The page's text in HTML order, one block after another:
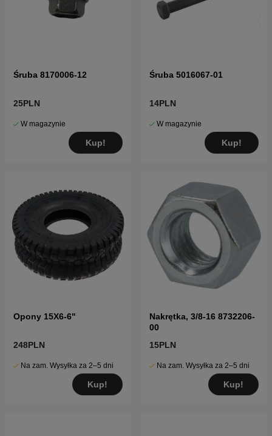
Śruba 8170006-12
25PLN
W magazynie
Kup!
Śruba 5016067-01
14PLN
W magazynie
Kup!
Opony 15X6-6"
248PLN
Na zam. Wysyłka za 2–5 dni
Kup!
Nakrętka, 3/8-16 8732206-
00
15PLN
Na zam. Wysyłka za 2–5 dni
Kup!